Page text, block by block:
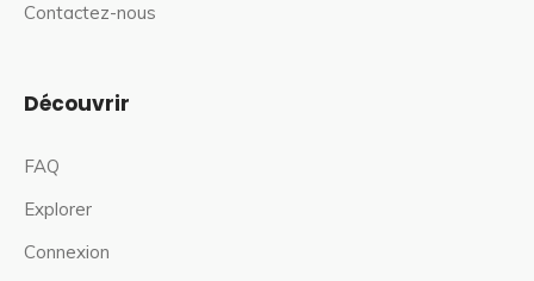
Contactez-nous
Découvrir
FAQ
Explorer
Connexion